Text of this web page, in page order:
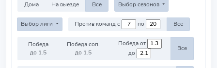
Дома На выезде Все Выбор сезонов
Выбор лиги Против команд с по Все
Победа
до 1.5
Победа соп.
до 1.5
Победа от
до
Все